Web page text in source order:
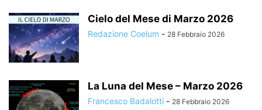
Cielo del Mese di Marzo 2026
Redazione Coelum - 28 Febbraio 2026
La Luna del Mese – Marzo 2026
Francesco Badalotti - 28 Febbraio 2026